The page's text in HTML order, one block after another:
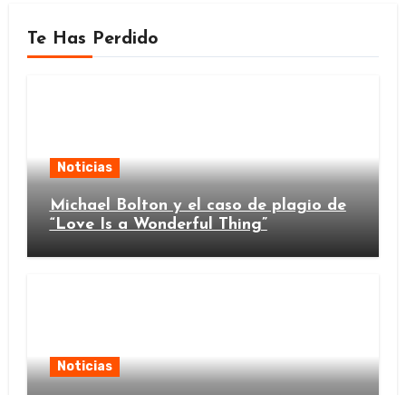
Te Has Perdido
Noticias
Michael Bolton y el caso de plagio de
“Love Is a Wonderful Thing”
Noticias